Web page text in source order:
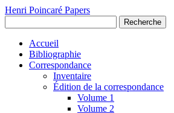
Henri Poincaré Papers
Recherche
Accueil
Bibliographie
Correspondance
Inventaire
Édition de la correspondance
Volume 1
Volume 2